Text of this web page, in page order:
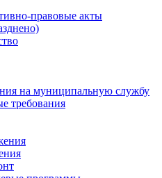
правовые акты
на муниципальную службу
требования